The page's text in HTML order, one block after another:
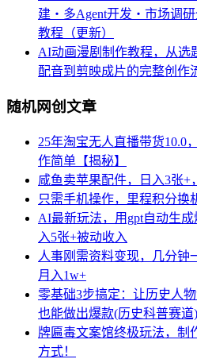
建・多Agent开发・市场调
教程（更新）
AI动画漫剧制作教程，从选
配音到剪映成片的完整创作
随机网创文章
25年淘宝无人直播带货10.0
作简单【揭秘】
咸鱼卖苹果配件，日入3张+
只需手机操作，里程积分换
AI最新玩法，用gpt自动生
入5张+被动收入
人事刚需资料变现，几分钟
月入1w+
零基础3步搞定：让历史人
也能做出爆款(历史科普赛道)
牌匾毒文案馆终极玩法，制
方式！